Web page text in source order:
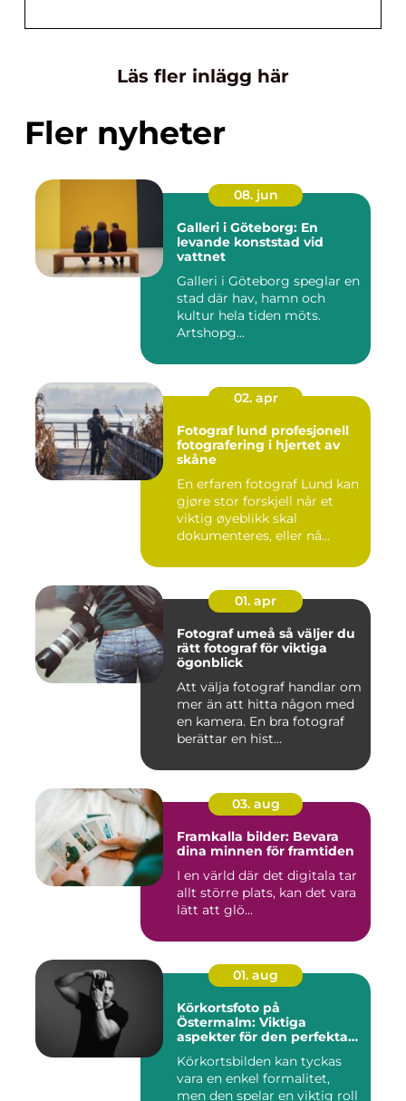
Läs fler inlägg här
Fler nyheter
08. jun
Galleri i Göteborg: En
levande konststad vid
vattnet
Galleri i Göteborg speglar en
stad där hav, hamn och
kultur hela tiden möts.
Artshopg...
02. apr
Fotograf lund profesjonell
fotografering i hjertet av
skåne
En erfaren fotograf Lund kan
gjøre stor forskjell når et
viktig øyeblikk skal
dokumenteres, eller nå...
01. apr
Fotograf umeå så väljer du
rätt fotograf för viktiga
ögonblick
Att välja fotograf handlar om
mer än att hitta någon med
en kamera. En bra fotograf
berättar en hist...
03. aug
Framkalla bilder: Bevara
dina minnen för framtiden
I en värld där det digitala tar
allt större plats, kan det vara
lätt att glö...
01. aug
Körkortsfoto på
Östermalm: Viktiga
aspekter för den perfekta
Körkortsbilden kan tyckas
vara en enkel formalitet,
men den spelar en viktig roll